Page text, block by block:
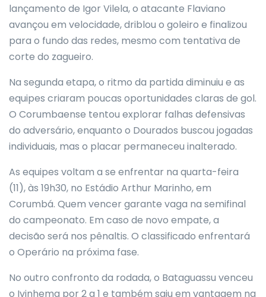
lançamento de Igor Vilela, o atacante Flaviano
avançou em velocidade, driblou o goleiro e finalizou
para o fundo das redes, mesmo com tentativa de
corte do zagueiro.
Na segunda etapa, o ritmo da partida diminuiu e as
equipes criaram poucas oportunidades claras de gol.
O Corumbaense tentou explorar falhas defensivas
do adversário, enquanto o Dourados buscou jogadas
individuais, mas o placar permaneceu inalterado.
As equipes voltam a se enfrentar na quarta-feira
(11), às 19h30, no Estádio Arthur Marinho, em
Corumbá. Quem vencer garante vaga na semifinal
do campeonato. Em caso de novo empate, a
decisão será nos pênaltis. O classificado enfrentará
o Operário na próxima fase.
No outro confronto da rodada, o Bataguassu venceu
o Ivinhema por 2 a 1 e também saiu em vantagem na